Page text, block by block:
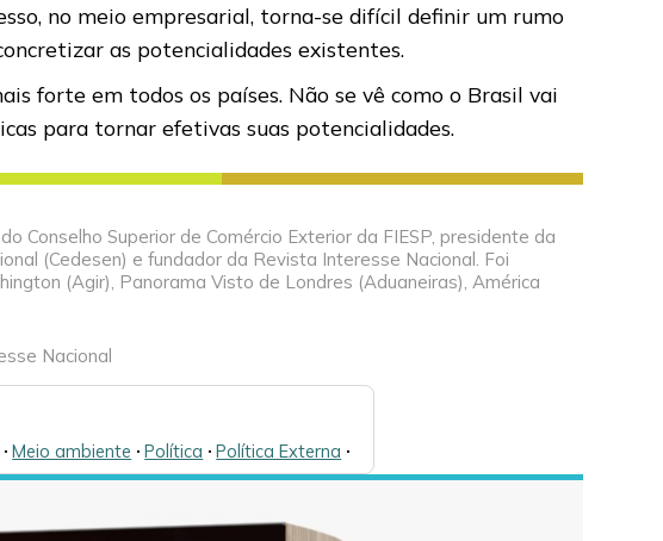
no meio empresarial, torna-se difícil definir um rumo
as potencialidades existentes.
forte em todos os países. Não se vê como o Brasil vai
para tornar efetivas suas potencialidades.
Conselho Superior de Comércio Exterior da FIESP, presidente da
(Cedesen) e fundador da Revista Interesse Nacional. Foi
(Agir), Panorama Visto de Londres (Aduaneiras), América
Nacional
🞌Meio ambiente 🞌Política 🞌Política Externa 🞌